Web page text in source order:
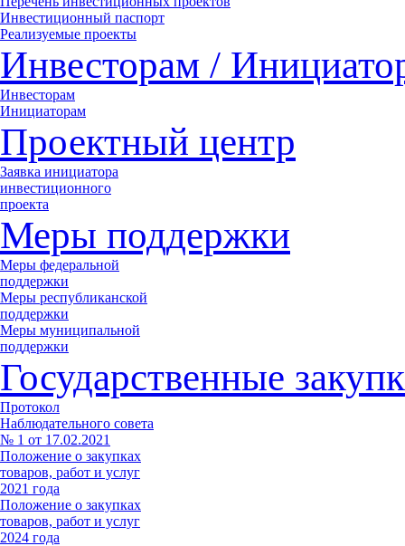
Инвестиционный паспорт
Реализуемые проекты
Инвесторам /
Инвесторам
Инициаторам
Проектный центр
Заявка инициатора
инвестиционного
проекта
Меры поддержки
Меры федеральной
поддержки
Меры республиканской
поддержки
Меры муниципальной
поддержки
Государственные
Протокол
Наблюдательного совета
№ 1 от 17.02.2021
Положение о закупках
товаров, работ и услуг
2021 года
Положение о закупках
товаров, работ и услуг
2024 года